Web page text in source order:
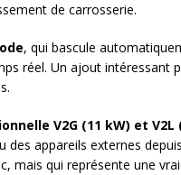
de carrosserie.
, qui bascule
réel. Un ajout intéressant
V2G (11 kW) et V2L
des appareils externes
mais qui représente une